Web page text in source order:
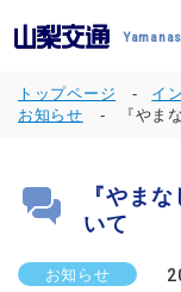
トップページ イ
お知らせ
『やま
『やま
いて
お知らせ